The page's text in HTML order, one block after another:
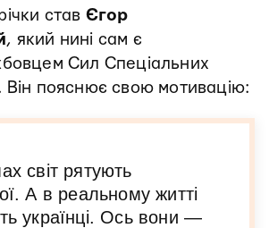
став Єгор
, який нині сам є
Сил Спеціальних
пояснює свою мотивацію:
світ рятують
А в реальному житті
українці. Ось вони —